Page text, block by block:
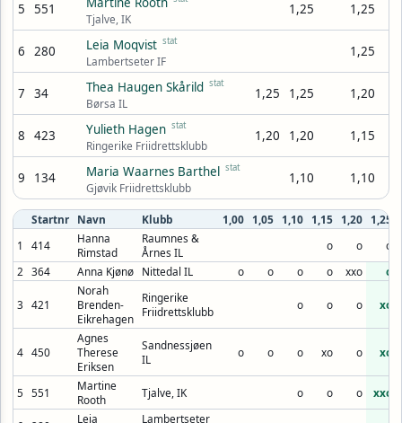
5 551
Tjalve, IK
1,25 1,25
6 280 Leia Moqvist stat
Lambertseter IF
1,25
7 34 Thea Haugen Skårild stat
Børsa IL
1,25 1,25 1,20
8 423 Yulieth Hagen stat
Ringerike Friidrettsklubb
1,20 1,20 1,15
9 134 Maria Waarnes Barthel stat
Gjøvik Friidrettsklubb
1,10 1,10
Startnr Navn Klubb 1,00 1,05 1,10 1,15 1,20 1,25
1
414
Hanna
Rimstad
Raumnes &
Årnes IL
o o
o
2 364 Anna Kjønø Nittedal IL o o o o xxo o
3 421
Norah
Brenden-
Eikrehagen
Ringerike
Friidrettsklubb
o o o xo
4 450
Agnes
Therese
Eriksen
Sandnessjøen
IL
o o o xo o xo
5 551
Martine
Rooth
Tjalve, IK o o o xxo
Leia
Lambertseter